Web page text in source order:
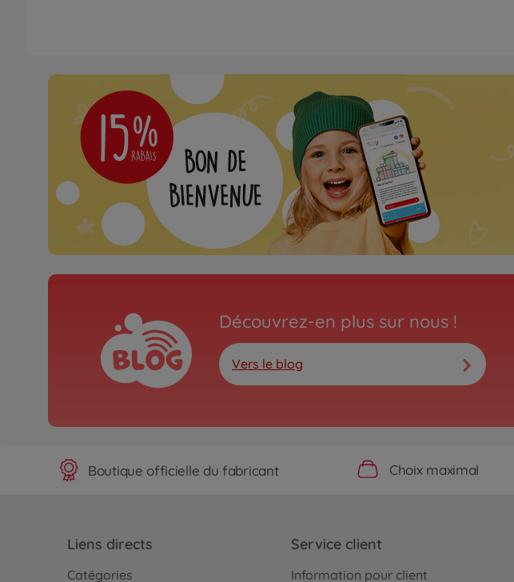
Découvrez-en plus sur nous !
Vers le blog
Boutique officielle du fabricant Choix maximal
Liens directs
Catégories
Service client
Information pour client